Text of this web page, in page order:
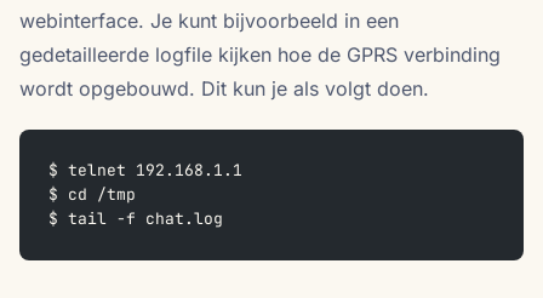
webinterface. Je kunt bijvoorbeeld in een
gedetailleerde logfile kijken hoe de GPRS verbinding
wordt opgebouwd. Dit kun je als volgt doen.
$ telnet 192.168.1.1
$ cd /tmp
$ tail -f chat.log